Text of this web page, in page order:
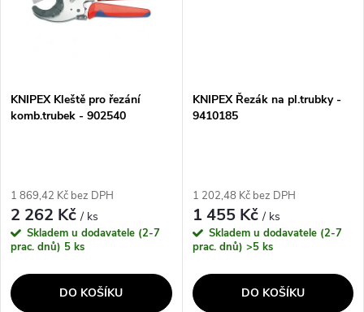
KNIPEX Kleště pro řezání
komb.trubek - 902540
1 869,42 Kč bez DPH
2 262 Kč/ ks
Skladem u dodavatele (2-7
prac. dnů) 5 ks
DO KOŠÍKU
KNIPEX Řezák na pl.trubky -
9410185
1 202,48 Kč bez DPH
1 455 Kč/ ks
Skladem u dodavatele (2-7
prac. dnů) >5 ks
DO KOŠÍKU